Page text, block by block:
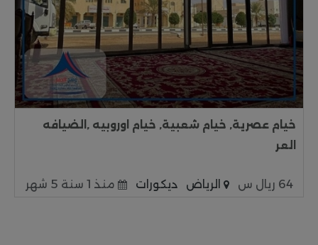
خيام عصرية, خيام شعبية, خيام اوروبيه ,الضيافه
العر
64 ريال س الرياض ديكورات منذ 1 سنة 5 شهر